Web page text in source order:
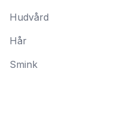
Hudvård
Hår
Smink